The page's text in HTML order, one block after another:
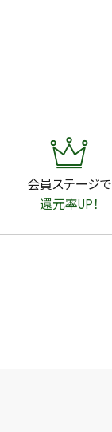
会員ステージで
還元率UP！